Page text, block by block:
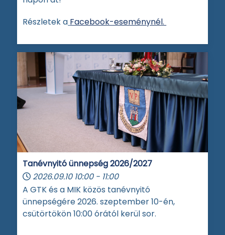
Részletek a Facebook-eseménynél.
Tanévnyitó ünnepség 2026/2027
2026.09.10 10:00 - 11:00
A GTK és a MIK közös tanévnyitó
ünnepségére 2026. szeptember 10-én,
csütörtökön 10:00 órától kerül sor.